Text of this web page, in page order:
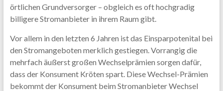
örtlichen Grundversorger – obgleich es oft hochgradig
billigere Stromanbieter in ihrem Raum gibt.
Vor allem in den letzten 6 Jahren ist das Einsparpotenital bei
den Stromangeboten merklich gestiegen. Vorrangig die
mehrfach äußerst großen Wechselprämien sorgen dafür,
dass der Konsument Kröten spart. Diese Wechsel-Prämien
bekommt der Konsument beim Stromanbieter Wechsel